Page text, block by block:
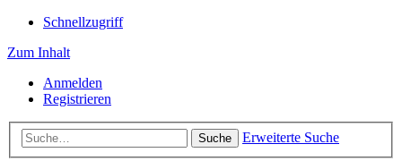
Schnellzugriff
Zum Inhalt
Anmelden
Registrieren
Suche Erweiterte Suche